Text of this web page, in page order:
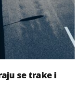
se trake i